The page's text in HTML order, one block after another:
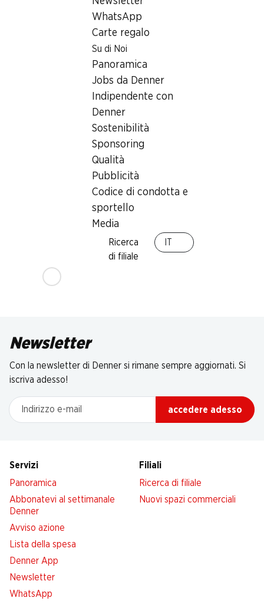
WhatsApp
Carte regalo
Su di Noi
Panoramica
Jobs da Denner
Indipendente con
Denner
Sostenibilità
Sponsoring
Qualità
Pubblicità
Codice di condotta e
sportello
Media
Ricerca
di filiale
Prelievo di contanti con Post-Card / M-
Newsletter
Con la newsletter di Denner si rimane sempre aggiornati. Si
iscriva adesso!
Indirizzo e-mail
accedere adesso
Servizi
Panoramica
Abbonatevi al settimanale
Denner
Avviso azione
Lista della spesa
Denner App
Newsletter
WhatsApp
Filiali
Ricerca di filiale
Nuovi spazi commerciali